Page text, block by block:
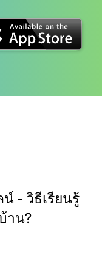
- วิธีเรียนรู้
าน?